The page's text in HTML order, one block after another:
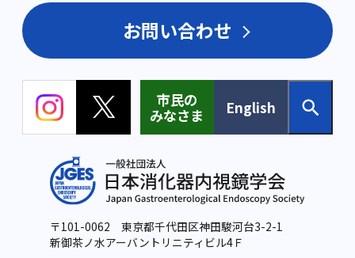
お問い合わせ
市民の
みなさま
English
〒101-0062 東京都千代田区神田駿河台3-2-1
新御茶ノ水アーバントリニティビル4Ｆ